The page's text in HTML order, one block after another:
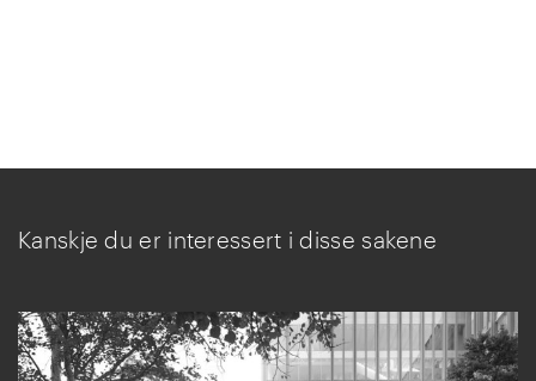
Kanskje du er interessert i disse sakene